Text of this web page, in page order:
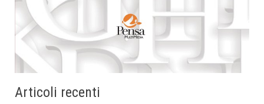
Articoli recenti